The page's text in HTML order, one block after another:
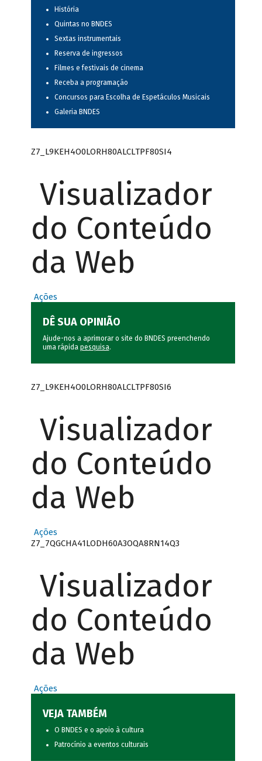
História
Quintas no BNDES
Sextas instrumentais
Reserva de ingressos
Filmes e festivais de cinema
Receba a programação
Concursos para Escolha de Espetáculos Musicais
Galeria BNDES
Z7_L9KEH4O0LORH80ALCLTPF80SI4
Visualizador
do Conteúdo
da Web
Ações
DÊ SUA OPINIÃO
Ajude-nos a aprimorar o site do BNDES preenchendo
uma rápida pesquisa.
Z7_L9KEH4O0LORH80ALCLTPF80SI6
Visualizador
do Conteúdo
da Web
Ações
Z7_7QGCHA41LODH60A3OQA8RN14Q3
Visualizador
do Conteúdo
da Web
Ações
VEJA TAMBÉM
O BNDES e o apoio à cultura
Patrocínio a eventos culturais